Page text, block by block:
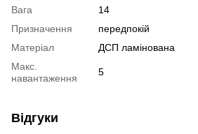
Вага
14
Призначення
передпокій
Матеріал
ДСП ламінована
Макс.
навантаження
5
Відгуки